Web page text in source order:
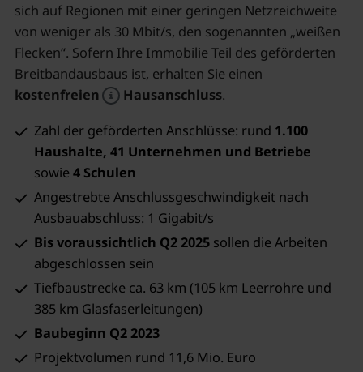
sich auf Regionen mit einer geringen Netzreichweite
von weniger als 30 Mbit/s, den sogenannten „weißen
Flecken“. Sofern Ihre Immobilie Teil des geförderten
Breitbandausbaus ist, erhalten Sie einen
kostenfreien
Hausanschluss.
Zahl der geförderten Anschlüsse: rund 1.100
Haushalte, 41 Unternehmen und Betriebe
sowie4 Schulen
Angestrebte Anschlussgeschwindigkeit nach
Ausbauabschluss: 1 Gigabit/s
Bis voraussichtlich Q2 2025 sollen die Arbeiten
abgeschlossen sein
Tiefbaustrecke ca. 63 km (105 km Leerrohre und
385 km Glasfaserleitungen)
Baubeginn Q2 2023
Projektvolumen rund 11,6 Mio. Euro